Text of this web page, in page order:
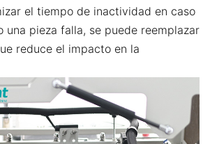
el tiempo de inactividad en caso
una pieza falla, se puede reemplazar
reduce el impacto en la